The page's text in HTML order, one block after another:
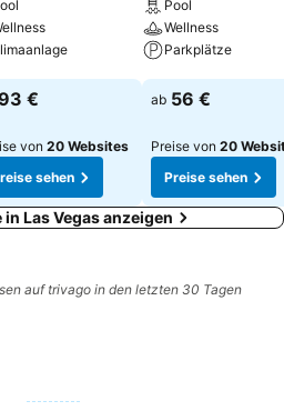
sehen
€
von 20 Websites
sehen
Pool
Wellness
Parkplätze
Preise sehen
ab 56 €
Preise von 20
Preise sehen
Las Vegas anzeigen
auf trivago in den letzten 30 Tagen